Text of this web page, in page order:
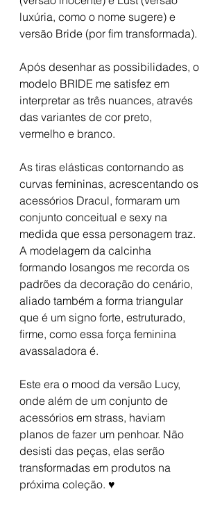
luxúria, como o nome sugere) e
versão Bride (por fim transformada).
Após desenhar as possibilidades, o
modelo BRIDE me satisfez em
interpretar as três nuances, através
das variantes de cor preto,
vermelho e branco.
As tiras elásticas contornando as
curvas femininas, acrescentando os
acessórios Dracul, formaram um
conjunto conceitual e sexy na
medida que essa personagem traz.
A modelagem da calcinha
formando losangos me recorda os
padrões da decoração do cenário,
aliado também a forma triangular
que é um signo forte, estruturado,
firme, como essa força feminina
avassaladora é.
Este era o mood da versão Lucy,
onde além de um conjunto de
acessórios em strass, haviam
planos de fazer um penhoar. Não
desisti das peças, elas serão
transformadas em produtos na
próxima coleção. ♥